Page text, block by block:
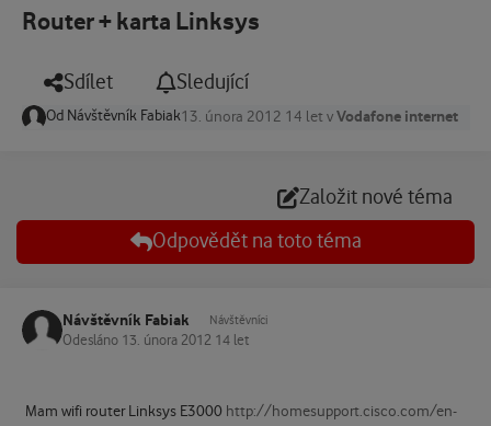
Router + karta Linksys
Sdílet Sledující
Od Návštěvník Fabiak13. února 2012 14 let vVodafone internet
Založit nové téma
Odpovědět na toto téma
Návštěvník Fabiak Návštěvníci
Odesláno 13. února 2012 14 let
Mam wifi router Linksys E3000 http://homesupport.cisco.com/en-